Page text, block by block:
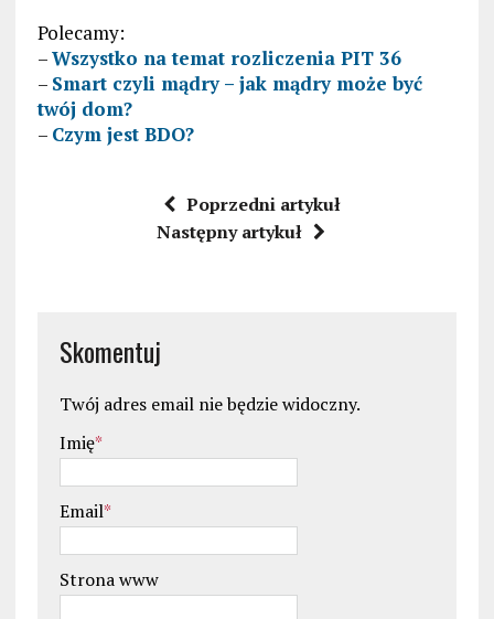
Polecamy:
–Wszystko na temat rozliczenia PIT 36
– Smart czyli mądry – jak mądry może być
twój dom?
– Czym jest BDO?
Poprzedni artykuł
Następny artykuł
Skomentuj
Twój adres email nie będzie widoczny.
Imię*
Email*
Strona www